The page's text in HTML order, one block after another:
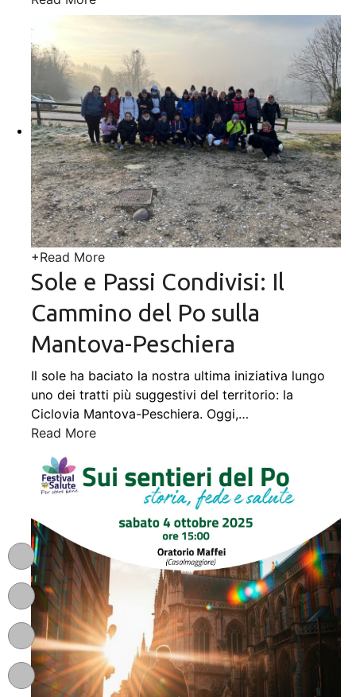
+Read More
Sole e Passi Condivisi: Il
Cammino del Po sulla
Mantova-Peschiera
Il sole ha baciato la nostra ultima iniziativa lungo
uno dei tratti più suggestivi del territorio: la
Ciclovia Mantova-Peschiera. Oggi,…
Read More